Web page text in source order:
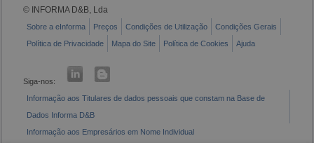
© INFORMA D&B, Lda
Sobre a eInforma Preços Condições de Utilização
Condições Gerais
Política de Privacidade
Mapa do Site Política de Cookies Ajuda
Siga-nos:
Informação aos Titulares de dados pessoais que constam na Base de
Dados Informa D&B
Informação aos Empresários em Nome Individual